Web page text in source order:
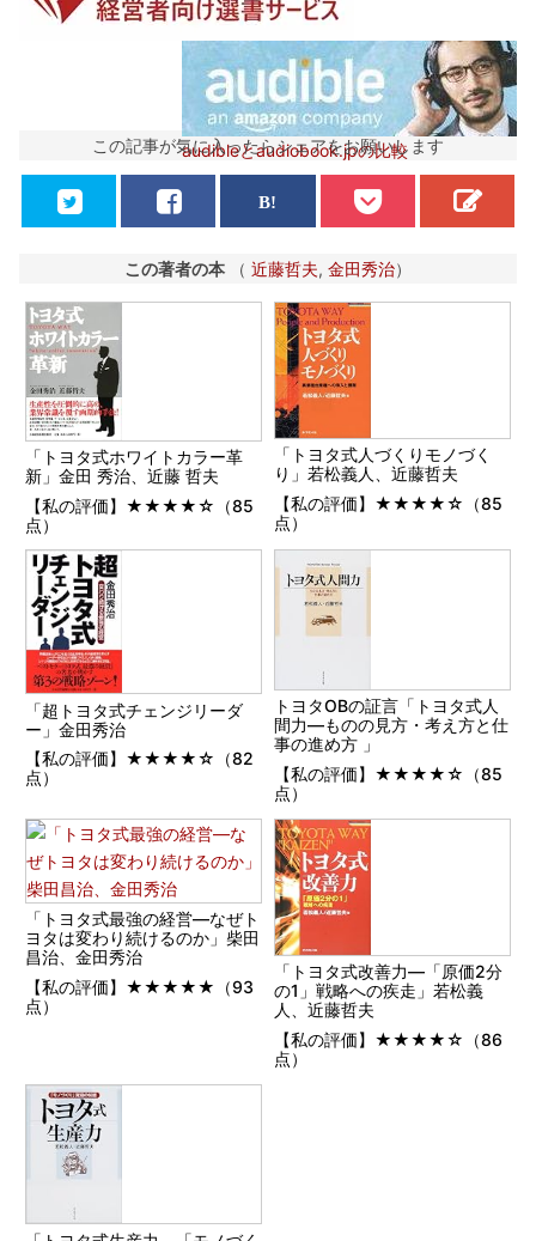
audibleとaudiobook.jpの比較
この記事が気に入ったらシェアをお願いします
この著者の本 （ 近藤哲夫, 金田秀治）
「トヨタ式ホワイトカラー革
新」金田 秀治、近藤 哲夫
【私の評価】★★★★☆（85
点）
「トヨタ式人づくりモノづく
り」若松義人、近藤哲夫
【私の評価】★★★★☆（85
点）
「超トヨタ式チェンジリーダ
ー」金田秀治
【私の評価】★★★★☆（82
点）
トヨタOBの証言「トヨタ式人
間力―ものの見方・考え方と仕
事の進め方 」
【私の評価】★★★★☆（85
点）
「トヨタ式最強の経営―なぜト
ヨタは変わり続けるのか」柴田
昌治、金田秀治
【私の評価】★★★★★（93
点）
「トヨタ式改善力―「原価2分
の1」戦略への疾走」若松義
人、近藤哲夫
【私の評価】★★★★☆（86
点）